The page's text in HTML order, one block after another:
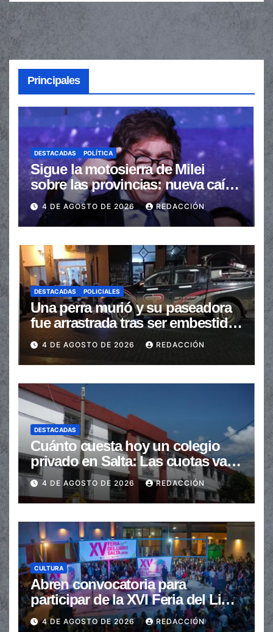
Principales
DESTACADAS POLÍTICA
Sigue la motosierra de Milei
sobre las provincias: nueva caída
de las transferencias no
automáticas
4 DE AGOSTO DE 2026 REDACCIÓN
DESTACADAS POLICIALES
Una perra murió y su paseadora
fue arrastrada tras ser embestidas
en la senda peatonal
4 DE AGOSTO DE 2026 REDACCIÓN
DESTACADAS
Cuánto cuesta hoy un colegio
privado en Salta: Las cuotas van
de $110.000 a más de $600.000
4 DE AGOSTO DE 2026 REDACCIÓN
CULTURA
Abren convocatoria para
participar de la XVI Feria del Libro
de Salta
4 DE AGOSTO DE 2026 REDACCIÓN